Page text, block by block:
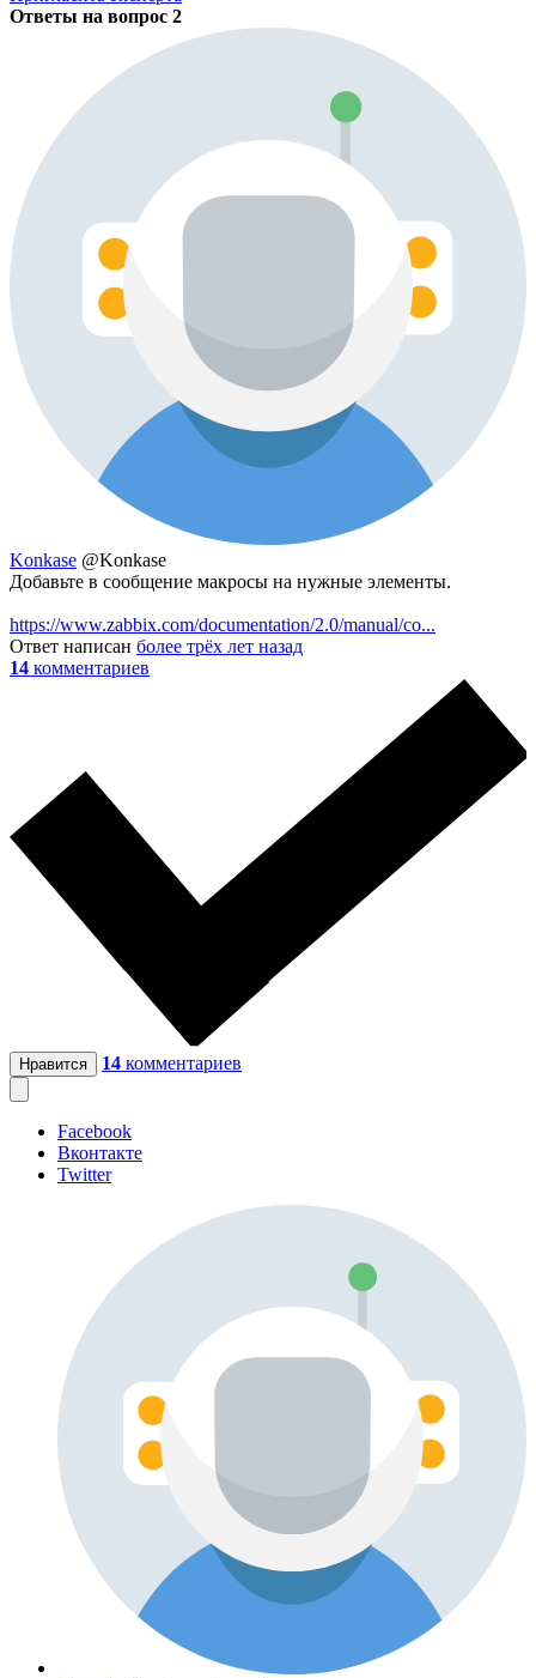
Ответы на вопрос 2
Konkase @Konkase
Добавьте в сообщение макросы на нужные элементы.
https://www.zabbix.com/documentation/2.0/manual/co...
Ответ написан более трёх лет назад
14 комментариев
Нравится 14 комментариев
Facebook
Вконтакте
Twitter